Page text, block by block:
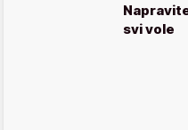
svi vole